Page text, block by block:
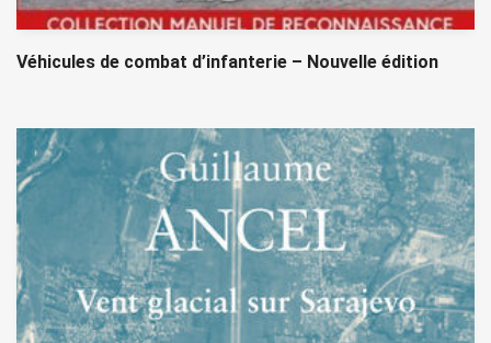
Véhicules de combat d’infanterie – Nouvelle édition